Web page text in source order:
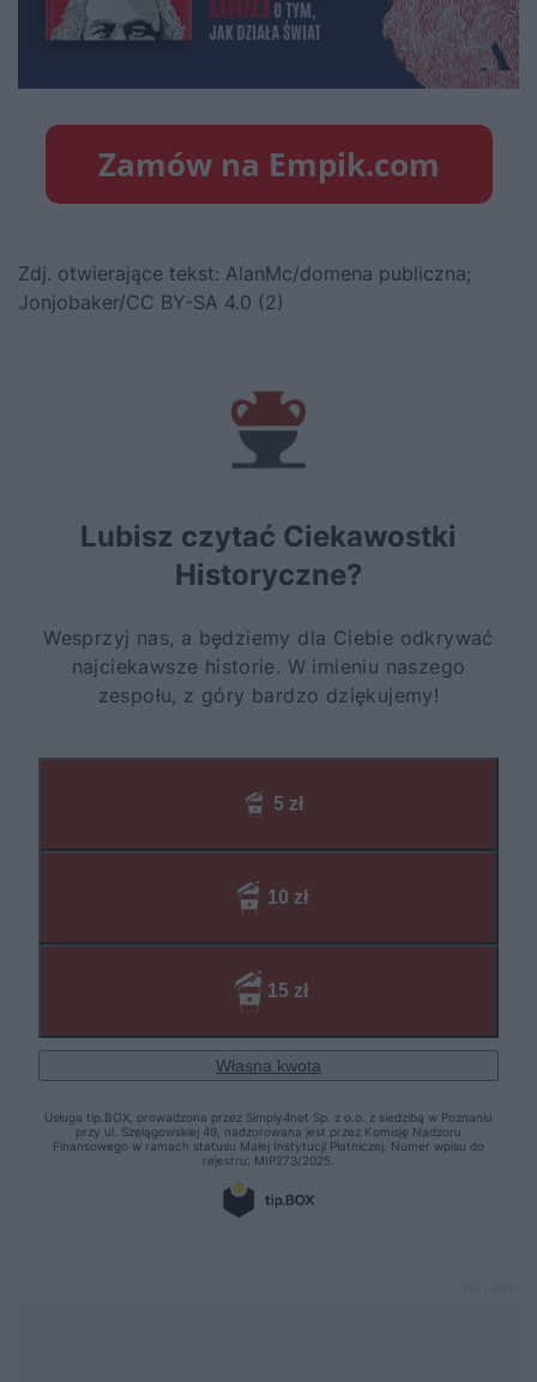
Zdj. otwierające tekst: AlanMc/domena publiczna;
Jonjobaker/CC BY-SA 4.0 (2)